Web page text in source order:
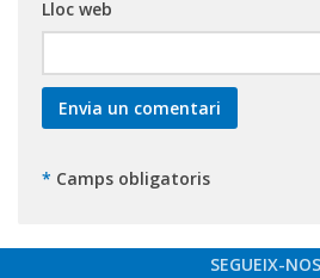
Lloc web
* Camps obligatoris
SEGUEIX-